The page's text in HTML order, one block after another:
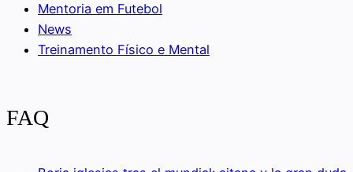
Mentoria em Futebol
News
Treinamento Físico e Mental
FAQ